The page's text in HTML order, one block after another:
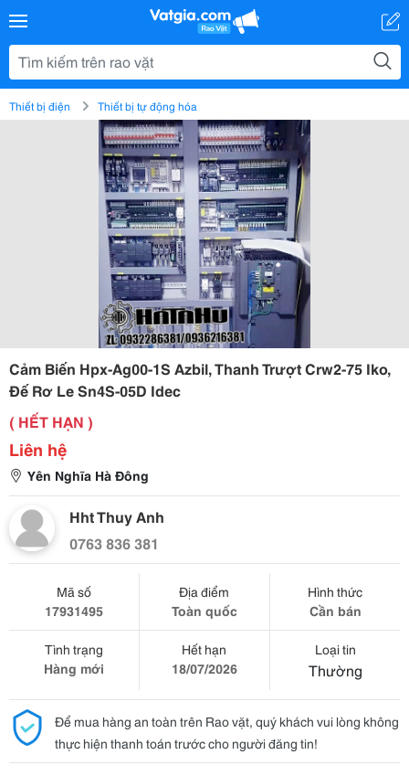
Thiết bị điện Thiết bị tự động hóa
Cảm Biến Hpx-Ag00-1S Azbil, Thanh Trượt Crw2-75 Iko,
Đế Rơ Le Sn4S-05D Idec
( HẾT HẠN )
Liên hệ
Yên Nghĩa Hà Đông
Hht Thuy Anh
0763 836 381
Mã số
17931495
Địa điểm
Toàn quốc
Hình thức
Cần bán
Tình trạng
Hàng mới
Hết hạn
18/07/2026
Loại tin
Thường
Để mua hàng an toàn trên Rao vặt, quý khách vui lòng không
thực hiện thanh toán trước cho người đăng tin!